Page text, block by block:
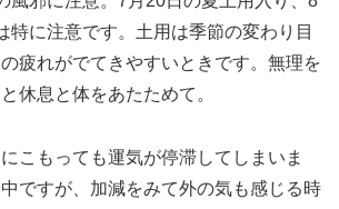
特に注意です。土用は季節の変わり目
疲れがでてきやすいときです。無理を
休息と体をあたためて。
こもっても運気が停滞してしまいま
ですが、加減をみて外の気も感じる時